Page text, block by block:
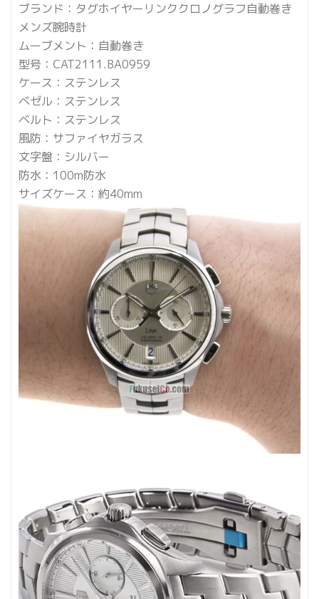
ブランド：タグホイヤーリンククロノグラフ自動巻き
メンズ腕時計
ムーブメント：自動巻き
型号：CAT2111.BA0959
ケース：ステンレス
ベゼル：ステンレス
ベルト：ステンレス
風防：サファイヤガラス
文字盤：シルバー
防水：100m防水
サイズケース：約40mm